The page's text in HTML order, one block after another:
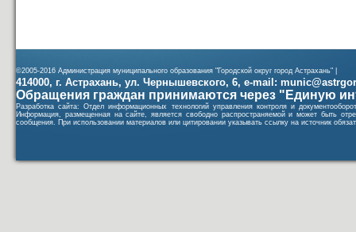
©2005-2016 Администрация муниципального образования "Городской округ город Астрахань" |
414000, г. Астрахань, ул. Чернышевского, 6, e-mail:
Обращения граждан принимаются через "Единую
Разработка сайта: Отдел информационных технологий управления контроля и
Информация, размещенная на сайте, является свободно распространяемой и может быть
сообщения. При использовании материалов или цитировании указывать ссылку на источник